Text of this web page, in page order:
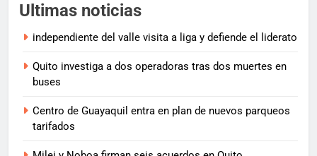
Ultimas noticias
independiente del valle visita a liga y defiende el liderato
Quito investiga a dos operadoras tras dos muertes en
buses
Centro de Guayaquil entra en plan de nuevos parqueos
tarifados